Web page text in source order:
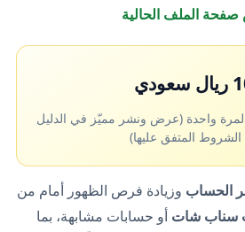
الملف الحالية
— لمرة واحدة (عرض ونشر مميّز في الدليل
المتفق عليها)
الحساب وزيادة فرص الظهور أمام من
سناب شات أو حسابات مشابهة، بما